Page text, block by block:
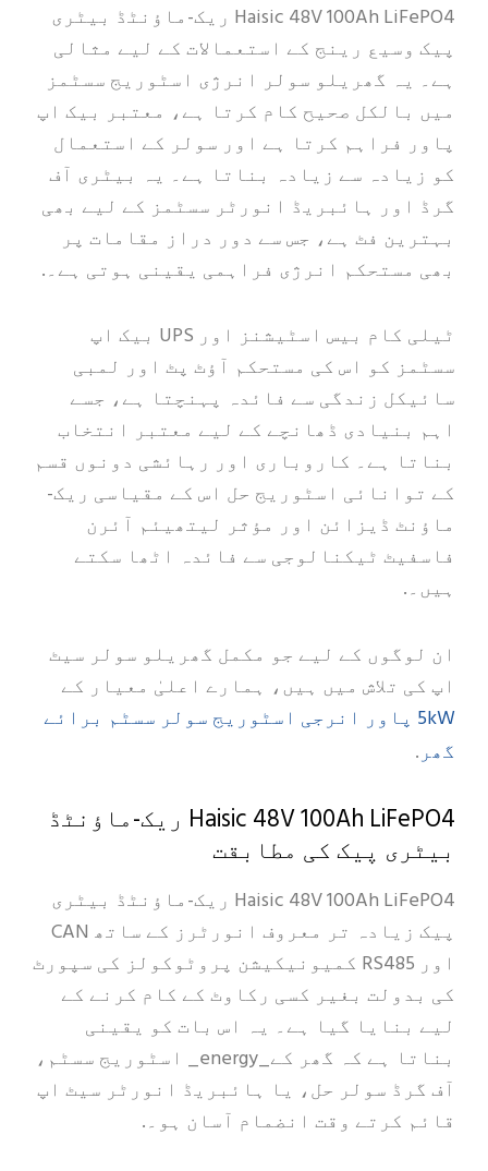
Haisic 48V 100Ah LiFePO4 ریک-ماؤنٹڈ بیٹری
پیک وسیع رینج کے استعمالات کے لیے مثالی
ہے۔ یہ گھریلو سولر انرژی اسٹوریج سسٹمز
میں بالکل صحیح کام کرتا ہے، معتبر بیک اپ
پاور فراہم کرتا ہے اور سولر کے استعمال
کو زیادہ سے زیادہ بناتا ہے۔ یہ بیٹری آف
گرڈ اور ہائبریڈ انورٹر سسٹمز کے لیے بھی
بہترین فٹ ہے، جس سے دور دراز مقامات پر
بھی مستحکم انرژی فراہمی یقینی ہوتی ہے۔.
ٹیلی کام بیس اسٹیشنز اور UPS بیک اپ
سسٹمز کو اس کی مستحکم آؤٹ پٹ اور لمبی
سائیکل زندگی سے فائدہ پہنچتا ہے، جسے
اہم بنیادی ڈھانچے کے لیے معتبر انتخاب
بناتا ہے۔ کاروباری اور رہائشی دونوں قسم
کے توانائی اسٹوریج حل اس کے مقیاسی ریک-
ماؤنٹ ڈیزائن اور مؤثر لیتھیئم آئرن
فاسفیٹ ٹیکنالوجی سے فائدہ اٹھا سکتے
ہیں۔.
ان لوگوں کے لیے جو مکمل گھریلو سولر سیٹ
اپ کی تلاش میں ہیں، ہمارے اعلیٰ معیار کے
5kW پاور انرجی اسٹوریج سولر سسٹم برائے
گھر.
Haisic 48V 100Ah LiFePO4 ریک-ماؤنٹڈ
بیٹری پیک کی مطابقت
Haisic 48V 100Ah LiFePO4 ریک-ماؤنٹڈ بیٹری
پیک زیادہ تر معروف انورٹرز کے ساتھ CAN
اور RS485 کمیونیکیشن پروٹوکولز کی سپورٹ
کی بدولت بغیر کسی رکاوٹ کے کام کرنے کے
لیے بنایا گیا ہے۔ یہ اس بات کو یقینی
بناتا ہے کہ گھر کے_energy_ اسٹوریج سسٹم،
آف گرڈ سولر حل، یا ہائبریڈ انورٹر سیٹ اپ
قائم کرتے وقت انضمام آسان ہو۔.